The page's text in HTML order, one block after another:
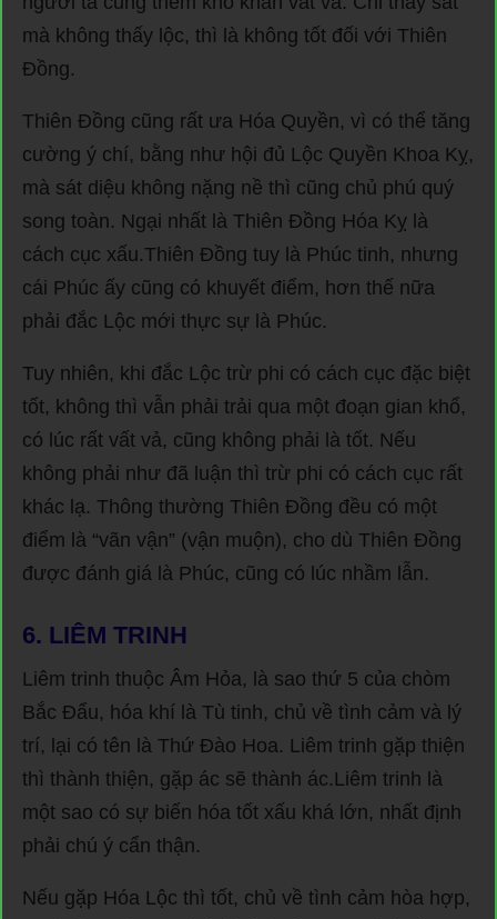
mà không thấy lộc, thì là không tốt đối với Thiên
Đồng.
Thiên Đồng cũng rất ưa Hóa Quyền, vì có thể tăng
cường ý chí, bằng như hội đủ Lộc Quyền Khoa Kỵ,
mà sát diệu không nặng nề thì cũng chủ phú quý
song toàn. Ngại nhất là Thiên Đồng Hóa Kỵ là
cách cục xấu.Thiên Đồng tuy là Phúc tinh, nhưng
cái Phúc ấy cũng có khuyết điểm, hơn thế nữa
phải đắc Lộc mới thực sự là Phúc.
Tuy nhiên, khi đắc Lộc trừ phi có cách cục đặc biệt
tốt, không thì vẫn phải trải qua một đoạn gian khổ,
có lúc rất vất vả, cũng không phải là tốt. Nếu
không phải như đã luận thì trừ phi có cách cục rất
khác lạ. Thông thường Thiên Đồng đều có một
điểm là “vãn vận” (vận muộn), cho dù Thiên Đồng
được đánh giá là Phúc, cũng có lúc nhầm lẫn.
6. LIÊM TRINH
Liêm trinh thuộc Âm Hỏa, là sao thứ 5 của chòm
Bắc Đẩu, hóa khí là Tù tinh, chủ về tình cảm và lý
trí, lại có tên là Thứ Đào Hoa. Liêm trinh gặp thiện
thì thành thiện, gặp ác sẽ thành ác.Liêm trinh là
một sao có sự biến hóa tốt xấu khá lớn, nhất định
phải chú ý cẩn thận.
Nếu gặp Hóa Lộc thì tốt, chủ về tình cảm hòa hợp,